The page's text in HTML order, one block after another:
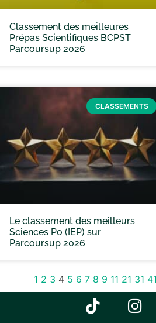
Classement des meilleures
Prépas Scientifiques BCPST
Parcoursup 2026
CLASSEMENTS
Le classement des meilleurs
Sciences Po (IEP) sur
Parcoursup 2026
1 2 3 4 5 6 7 8 9 11 21 31 41